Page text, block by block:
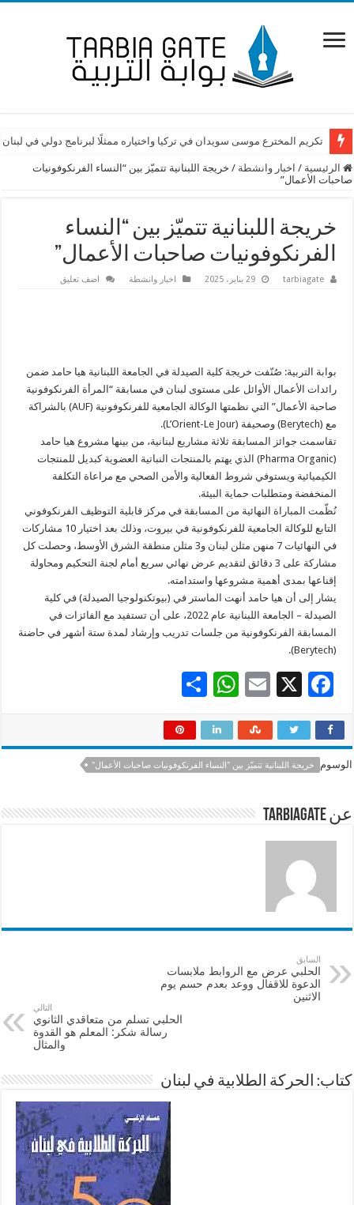
تكريم المخترع موسى سويدان في تركيا واختياره ممثلًا لبرنامج دولي في لبنان
الرئيسية / اخبار وانشطة / خريجة اللبنانية تتميّز بين “النساء الفرنكوفونيات
صاحبات الأعمال”
خريجة اللبنانية تتميّز بين “النساء
الفرنكوفونيات صاحبات الأعمال”
tarbiagate 29 يناير، 2025 اخبار وانشطة اضف تعليق
بوابة التربية: صُنّفت خريجة كلية الصيدلة في الجامعة اللبنانية هيا حامد ضمن
رائدات الأعمال الأوائل على مستوى لبنان في مسابقة “المرأة الفرنكوفونية
صاحبة الأعمال” التي نظمتها الوكالة الجامعية للفرنكوفونية (AUF) بالشراكة
مع (Berytech) وصحيفة (L’Orient-Le Jour).
تقاسمت جوائز المسابقة ثلاثة مشاريع لبنانية، من بينها مشروع هيا حامد
(Pharma Organic) الذي يهتم بالمنتجات النباتية العضوية كبديل للمنتجات
الكيميائية ويستوفي شروط الفعالية والأمن الصحي مع مراعاة التكلفة
المنخفضة ومتطلبات حماية البيئة.
نُظّمت المباراة النهائية من المسابقة في مركز قابلية التوظيف الفرنكوفوني
التابع للوكالة الجامعية للفرنكوفونية في بيروت، وذلك بعد اختيار 10 مشاركات
في النهائيات 7 منهن مثلن لبنان و3 مثلن منطقة الشرق الأوسط، وحصلت كل
مشاركة على 3 دقائق لتقديم عرض نهائي سريع أمام لجنة التحكيم ومحاولة
إقناعها بمدى أهمية مشروعها واستدامته.
يشار إلى أن هيا حامد أنهت الماستر في (بيوتكنولوجيا الصيدلة) في كلية
الصيدلة – الجامعة اللبنانية عام 2022، على أن تستفيد مع الفائزات في
المسابقة الفرنكوفونية من جلسات تدريب وإرشاد لمدة ستة أشهر في حاضنة
(Berytech).
F
e
b
o
k
X
E
ai
l
W
at
sA
p
ar
e
الوسوم خريجة اللبنانية تتميّز بين "النساء الفرنكوفونيات صاحبات الأعمال"
عن tarbiagate
السابق
الحلبي عرض مع الروابط ملابسات
الدعوة للاقفال ووعد بعدم حسم يوم
الاثنين
التالي
الحلبي تسلم من متعاقدي الثانوي
رسالة شكر: المعلم هو القدوة
والمثال
كتاب: الحركة الطلابية في لبنان